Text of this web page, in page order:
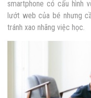
smartphone có cấu hình
lướt web của bé nhưng
tránh xao nhãng việc học.